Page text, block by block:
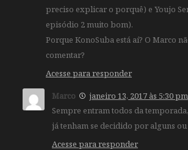
preciso explicar o porquê) e Youjo
episódio 2 muito bom).
Porque KonoSuba está aí? O Marco
comentar?
Acesse para responder
Marco
janeiro 13, 2017 às 5:30 pm
Sempre entram todos da
já tenham se decidido por alguns ou
Acesse para responder